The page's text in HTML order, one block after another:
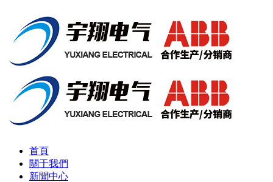
首頁
關于我們
新聞中心